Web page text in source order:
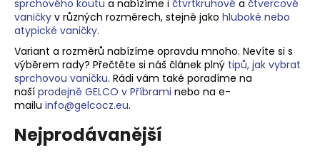
sprchového koutu a nabízíme i čtvrtkruhové a čtvercové
vaničky v různých rozměrech, stejně jako hluboké nebo
atypické vaničky.
Variant a rozměrů nabízíme opravdu mnoho. Nevíte si s
výběrem rady? Přečtěte si náš článek plný tipů, jak vybrat
sprchovou vaničku. Rádi vám také poradíme na
naší prodejně GELCO v Příbrami nebo na e-
mailu info@gelcocz.eu.
Nejprodávanější
j
e
t
e
n
a
j
í